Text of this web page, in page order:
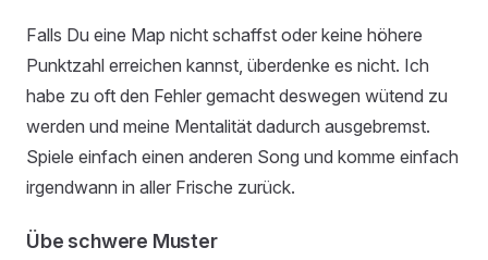
Falls Du eine Map nicht schaffst oder keine höhere
Punktzahl erreichen kannst, überdenke es nicht. Ich
habe zu oft den Fehler gemacht deswegen wütend zu
werden und meine Mentalität dadurch ausgebremst.
Spiele einfach einen anderen Song und komme einfach
irgendwann in aller Frische zurück.
Übe schwere Muster